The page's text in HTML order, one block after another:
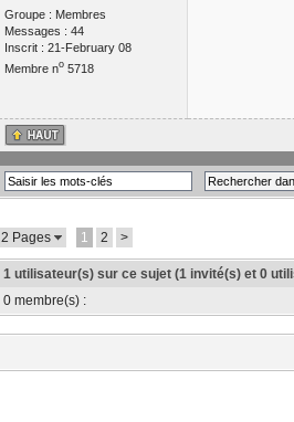
Groupe : Membres
Messages : 44
Inscrit : 21-February 08
Membre no5718
2 Pages 1 2 >
1 utilisateur(s) sur ce sujet (1 invité(s) et 0
0 membre(s) :